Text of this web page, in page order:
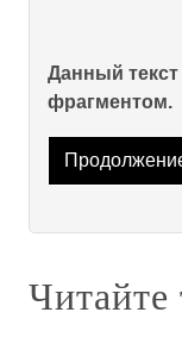
Данный
фрагментом.
Читайте